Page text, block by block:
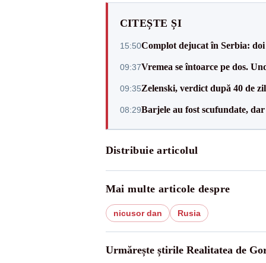
CITEȘTE ȘI
15:50Complot dejucat în Serbia:
09:37Vremea se întoarce pe dos.
09:35Zelenski, verdict după 40 de
08:29Barjele au fost scufundate,
Distribuie articolul
Mai multe articole despre
nicusor dan Rusia
Urmărește știrile Realitatea de